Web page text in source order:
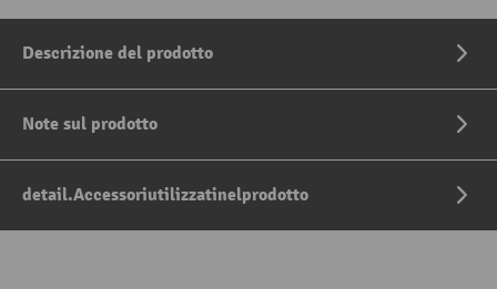
Descrizione del prodotto
Note sul prodotto
detail.Accessoriutilizzatinelprodotto